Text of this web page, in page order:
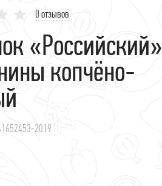
0 отзывов
«Российский»
копчёно-
2019